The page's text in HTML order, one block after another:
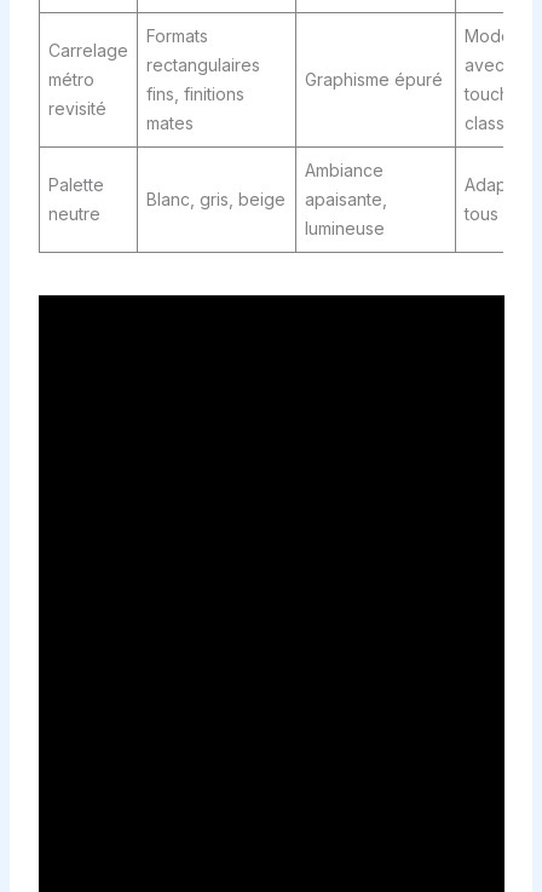
Carrelage
métro
revisité
Formats
rectangulaires
fins, finitions
mates
Graphisme épuré
avec une
touche
classique
Palette
neutre
Blanc, gris, beige
Ambiance
apaisante,
lumineuse
tous